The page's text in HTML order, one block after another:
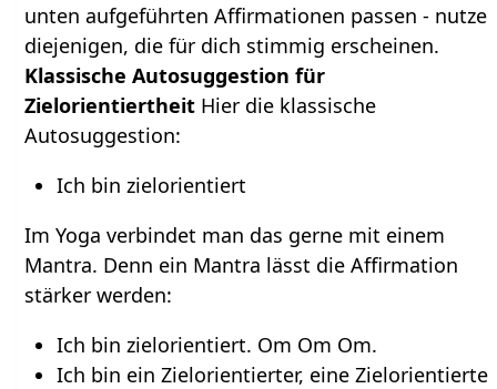
unten aufgeführten Affirmationen passen - nutze
diejenigen, die für dich stimmig erscheinen.
Klassische Autosuggestion für
Zielorientiertheit Hier die klassische
Autosuggestion:
Ich bin zielorientiert
Im Yoga verbindet man das gerne mit einem
Mantra. Denn ein Mantra lässt die Affirmation
stärker werden:
Ich bin zielorientiert. Om Om Om.
Ich bin ein Zielorientierter, eine Zielorientierte